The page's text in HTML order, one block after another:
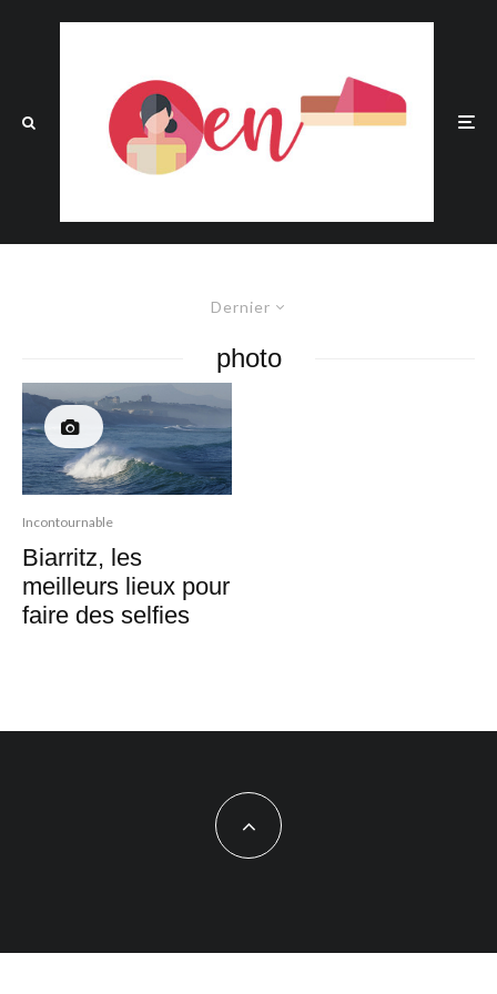
Dernier
photo
Incontournable
Biarritz, les
meilleurs lieux pour
faire des selfies